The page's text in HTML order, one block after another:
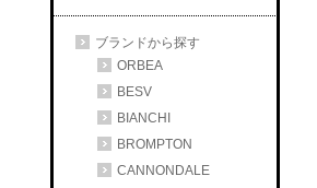
ブランドから探す
ORBEA
BESV
BIANCHI
BROMPTON
CANNONDALE